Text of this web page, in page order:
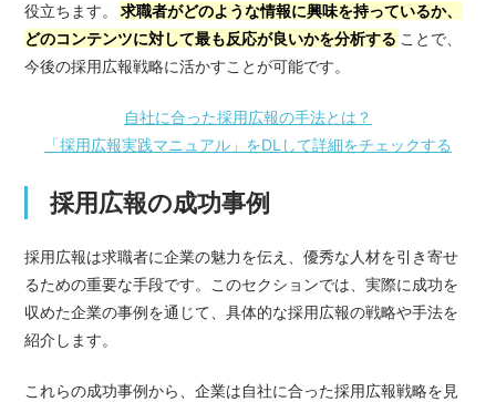
役立ちます。
求職者がどのような情報に興味を持っているか、
どのコンテンツに対して最も反応が良いかを分析する ことで、
今後の採用広報戦略に活かすことが可能です。
自社に合った採用広報の手法とは？
「採用広報実践マニュアル」をDLして詳細をチェックする
採用広報の成功事例
採用広報は求職者に企業の魅力を伝え、優秀な人材を引き寄せ
るための重要な手段です。このセクションでは、実際に成功を
収めた企業の事例を通じて、具体的な採用広報の戦略や手法を
紹介します。
これらの成功事例から、企業は自社に合った採用広報戦略を見